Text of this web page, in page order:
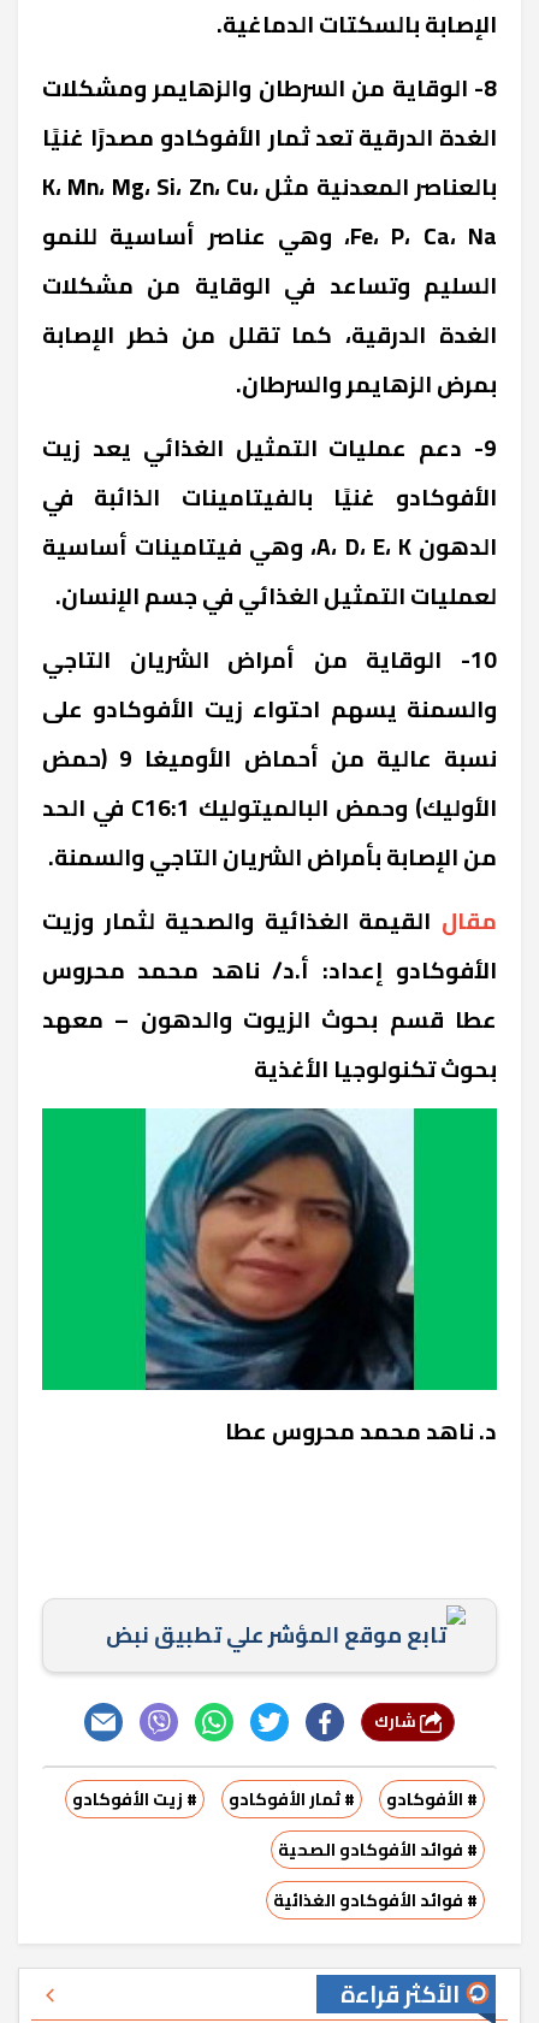
الإصابة بالسكتات الدماغية.
8- الوقاية من السرطان والزهايمر ومشكلات
الغدة الدرقية تعد ثمار الأفوكادو مصدرًا غنيًا
بالعناصر المعدنية مثل K، Mn، Mg، Si، Zn، Cu،
Fe، P، Ca، Na، وهي عناصر أساسية للنمو
السليم وتساعد في الوقاية من مشكلات
الغدة الدرقية، كما تقلل من خطر الإصابة
بمرض الزهايمر والسرطان.
9- دعم عمليات التمثيل الغذائي يعد زيت
الأفوكادو غنيًا بالفيتامينات الذائبة في
الدهون A، D، E، K، وهي فيتامينات أساسية
لعمليات التمثيل الغذائي في جسم الإنسان.
10- الوقاية من أمراض الشريان التاجي
والسمنة يسهم احتواء زيت الأفوكادو على
نسبة عالية من أحماض الأوميغا 9 (حمض
الأوليك) وحمض البالميتوليك C16:1 في الحد
من الإصابة بأمراض الشريان التاجي والسمنة.
مقال القيمة الغذائية والصحية لثمار وزيت
الأفوكادو إعداد: أ.د/ ناهد محمد محروس
عطا قسم بحوث الزيوت والدهون – معهد
بحوث تكنولوجيا الأغذية
د. ناهد محمد محروس عطا
تابع موقع المؤشر علي تطبيق نبض
# الأفوكادو # ثمار الأفوكادو
# زيت الأفوكادو
# فوائد الأفوكادو الصحية
# فوائد الأفوكادو الغذائية
الأكثر قراءة